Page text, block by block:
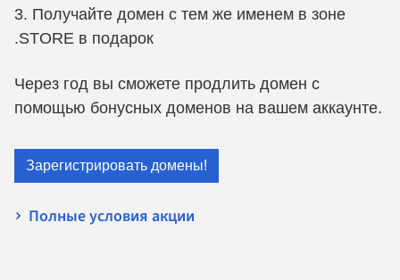
Получайте домен с тем же именем в зоне
.STORE в подарок
Через год вы сможете продлить домен с
помощью бонусных доменов на вашем аккаунте.
Зарегистрировать домены!
Полные условия акции